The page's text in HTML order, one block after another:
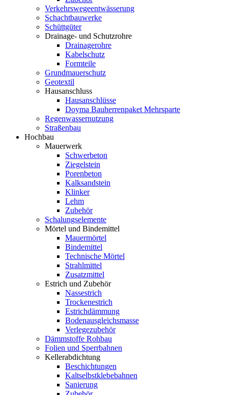
Verkehrswegeentwässerung
Schachtbauwerke
Schüttgüter
Drainage- und Schutzrohre
Drainagerohre
Kabelschutz
Formteile
Grundmauerschutz
Geotextil
Hausanschluss
Hausanschlüsse
Doyma Bauherrenpaket Mehrsparte
Regenwassernutzung
Straßenbau
Hochbau
Mauerwerk
Schwerbeton
Ziegelstein
Porenbeton
Kalksandstein
Klinker
Lehm
Zubehör
Schalungselemente
Mörtel und Bindemittel
Mauermörtel
Bindemittel
Technische Mörtel
Strahlmittel
Zusatzmittel
Estrich und Zubehör
Nassestrich
Trockenestrich
Estrichdämmung
Bodenausgleichsmasse
Verlegezubehör
Dämmstoffe Rohbau
Folien und Sperrbahnen
Kellerabdichtung
Beschichtungen
Kaltselbstklebebahnen
Sanierung